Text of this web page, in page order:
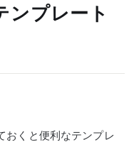
ンプレート
おくと便利なテンプレ